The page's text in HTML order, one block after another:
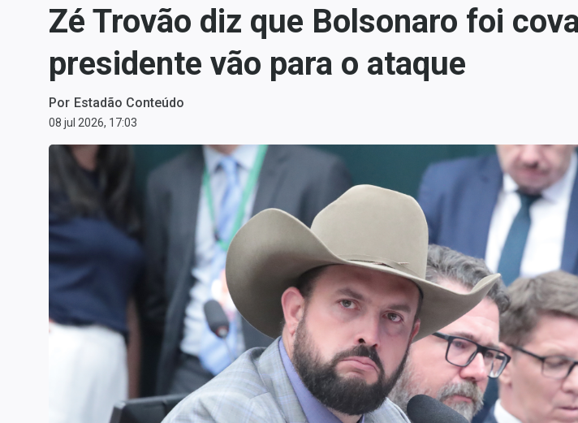
Carteiras Recomendadas
Central de Fundos
Imobiliários
Central dos IPOs
Finanças Pessoais
Mercados
Empresas
Colunas
Zé Trovão diz que Bolsonaro foi
presidente vão para o ataque
Por Estadão Conteúdo
08 jul 2026, 17:03